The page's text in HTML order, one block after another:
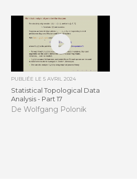
PUBLIÉE LE5 AVRIL 2024
Statistical Topological Data
Analysis - Part 17
De Wolfgang Polonik